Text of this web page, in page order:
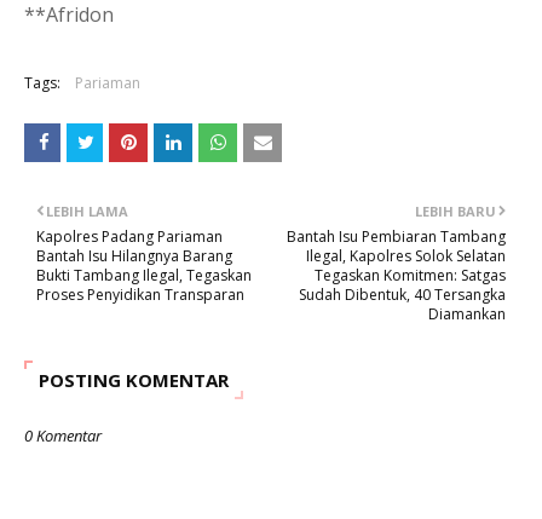
**Afridon
Tags: Pariaman
LEBIH BARU
Bantah Isu Pembiaran Tambang
Ilegal, Kapolres Solok Selatan
Tegaskan Komitmen: Satgas
Sudah Dibentuk, 40 Tersangka
Diamankan
LEBIH LAMA
Kapolres Padang Pariaman
Bantah Isu Hilangnya Barang
Bukti Tambang Ilegal, Tegaskan
Proses Penyidikan Transparan
POSTING KOMENTAR
0 Komentar